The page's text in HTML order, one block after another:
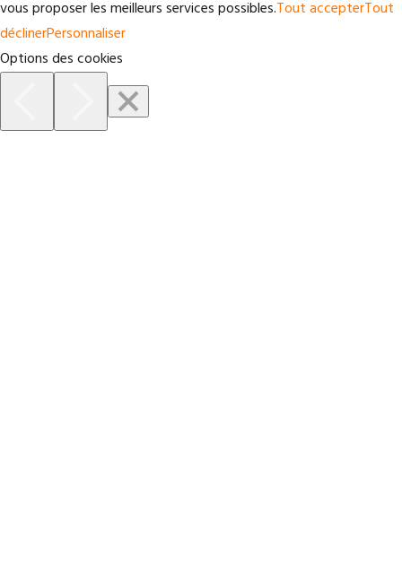
vous proposer les meilleurs services possibles.Tout accepterTout
déclinerPersonnaliser
Options des cookies